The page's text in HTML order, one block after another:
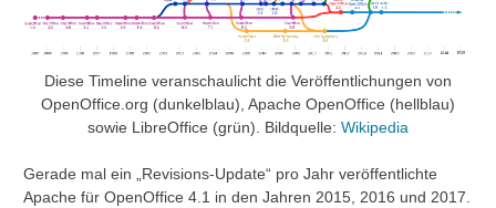
Diese Timeline veranschaulicht die Veröffentlichungen von
OpenOffice.org (dunkelblau), Apache OpenOffice (hellblau)
sowie LibreOffice (grün). Bildquelle: Wikipedia
Gerade mal ein „Revisions-Update“ pro Jahr veröffentlichte
Apache für OpenOffice 4.1 in den Jahren 2015, 2016 und 2017.